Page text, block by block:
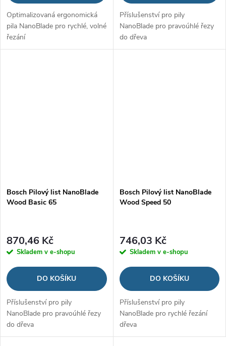
Optimalizovaná ergonomická
pila NanoBlade pro rychlé, volné
řezání
Příslušenství pro pily
NanoBlade pro pravoúhlé řezy
do dřeva
Bosch Pilový list NanoBlade
Wood Basic 65
870,46 Kč
Skladem v e-shopu
DO KOŠÍKU
Příslušenství pro pily
NanoBlade pro pravoúhlé řezy
do dřeva
Bosch Pilový list NanoBlade
Wood Speed 50
746,03 Kč
Skladem v e-shopu
DO KOŠÍKU
Příslušenství pro pily
NanoBlade pro rychlé řezání
dřeva